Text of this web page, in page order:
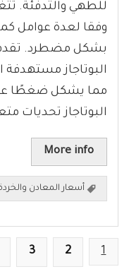
للطهي والتدفئة.
وفقا لعدة عوامل
بشكل مضطرد. تقدم
البوتاجاز
مما يشكل ضغطًا على
البوتاجاز تحديات
More info
أسعار المعادن
1
2
3